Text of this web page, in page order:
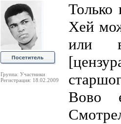
Группа: Участники
Регистрация: 18.02.2009
Хей
или
Вово